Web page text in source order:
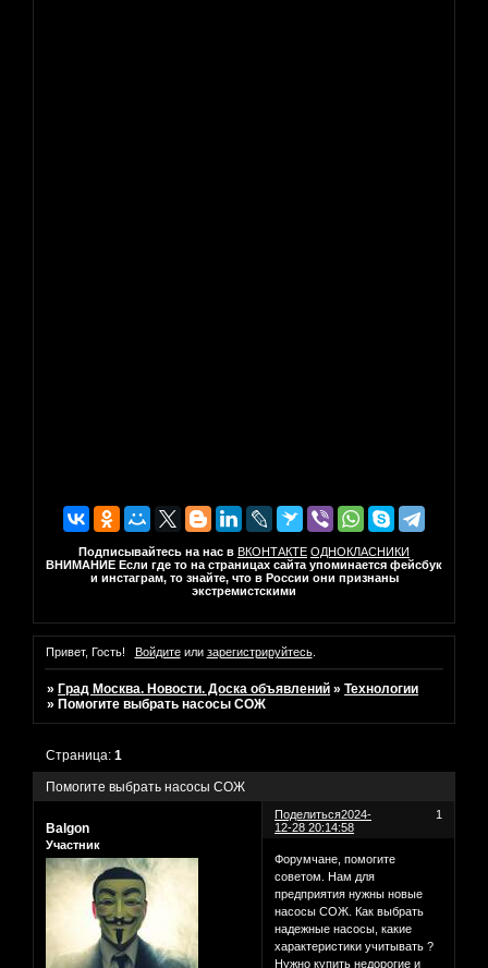
Подписывайтесь на нас в ВКОНТАКТЕ ОДНОКЛАСНИКИ
ВНИМАНИЕ Если где то на страницах сайта упоминается фейсбук
и инстаграм, то знайте, что в России они признаны
экстремистскими
Привет, Гость! Войдитеили зарегистрируйтесь.
» Град Москва. Новости. Доска объявлений »Технологии
» Помогите выбрать насосы СОЖ
Помогите выбрать насосы СОЖ
Страница:1
Поделиться 1
2024-
12-28 20:14:58
Balgon
Участник
Форумчане, помогите
советом. Нам для
предприятия нужны новые
насосы СОЖ. Как выбрать
надежные насосы, какие
характеристики учитывать ?
Нужно купить недорогие и